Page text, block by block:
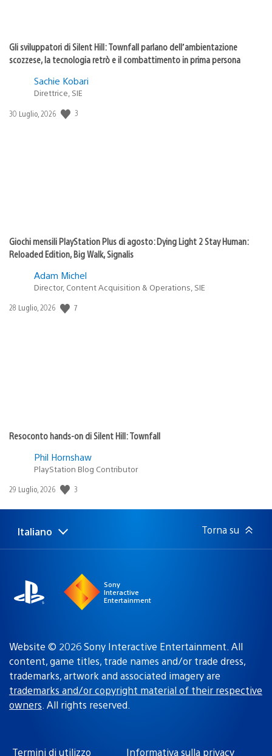
Gli sviluppatori di Silent Hill: Townfall parlano dell’ambientazione
scozzese, la tecnologia retrò e il combattimento in prima persona
Sachie Kobari
Direttrice, SIE
Data
30 Luglio, 2026 3
Giochi mensili PlayStation Plus di agosto: Dying Light 2 Stay Human:
Reloaded Edition, Big Walk, Signalis
Adam Michel
Director, Content Acquisition & Operations, SIE
Data
28 Luglio, 2026 7
Resoconto hands-on di Silent Hill: Townfall
Phil Hornshaw
PlayStation Blog Contributor
Data
pubblicazione:
29 Luglio, 2026 3
Seleziona
Regione
Italiano Torna su
Sony
Interactive
Entertainment
Website © 2026 Sony Interactive Entertainment. All
content, game titles, trade names and/or trade dress,
trademarks, artwork and associated imagery are
trademarks and/or copyright material of their respective
owners. All rights reserved.
Termini di utilizzo Informativa sulla privacy